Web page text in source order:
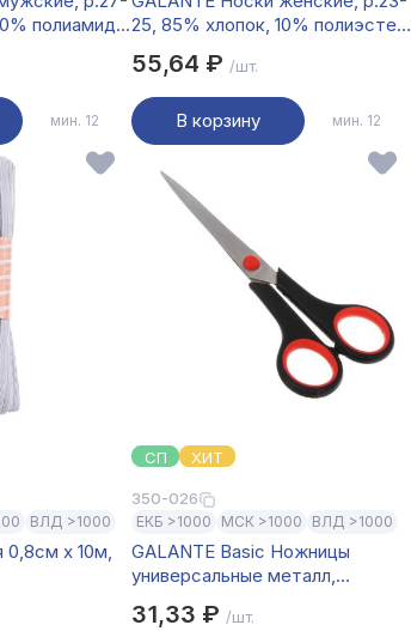
полиамид,
мин. 12
25, 85% хлопок, 10% полиэстер,
НН22-14
55,64 ₽ /шт.
В корзину мин. 12
ВЛД >1000
0,8см х 10м,
СП ХИТ
350-026
ЕКБ >1000 МСК >1000 ВЛД >1000
GALANTE Basic Ножницы
универсальные металл,
31,33 ₽ /шт.